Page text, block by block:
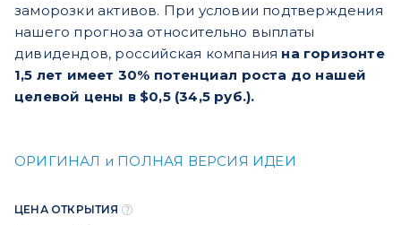
заморозки активов. При условии подтверждения
нашего прогноза относительно выплаты
дивидендов, российская компания на горизонте
1,5 лет имеет 30% потенциал роста до нашей
целевой цены в $0,5 (34,5 руб.).
ОРИГИНАЛ и ПОЛНАЯ ВЕРСИЯ ИДЕИ
ЦЕНА ОТКРЫТИЯ